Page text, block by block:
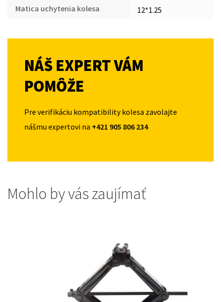
Matica uchytenia kolesa 12*1.25
NÁŠ EXPERT VÁM
POMÔŽE
Pre verifikáciu kompatibility kolesa zavolajte
nášmu expertovi na +421 905 806 234
Mohlo by vás zaujímať